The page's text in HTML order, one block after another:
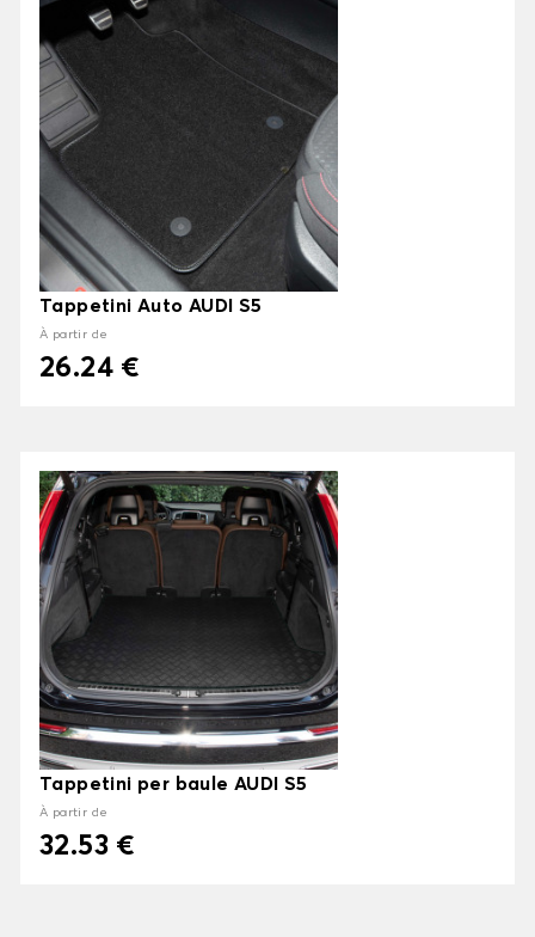
Tappetini Auto AUDI S5
À partir de
26.24 €
Tappetini per baule AUDI S5
À partir de
32.53 €